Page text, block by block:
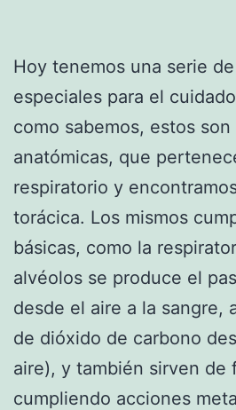
Hoy tenemos una serie de
especiales para el
como sabemos, estos
anatómicas, que
respiratorio y
torácica. Los mismos
básicas, como la
alvéolos se produce el
desde el aire a la sangre,
de dióxido de carbono
aire), y también sirven de
cumpliendo acciones